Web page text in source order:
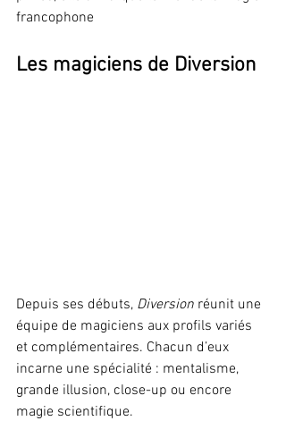
francophone
Les magiciens de Diversion
Depuis ses débuts, Diversion réunit une
équipe de magiciens aux profils variés
et complémentaires. Chacun d’eux
incarne une spécialité : mentalisme,
grande illusion, close-up ou encore
magie scientifique.